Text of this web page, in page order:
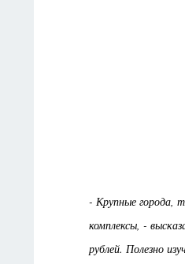
- Крупные города,
комплексы, -
рублей. Полезно